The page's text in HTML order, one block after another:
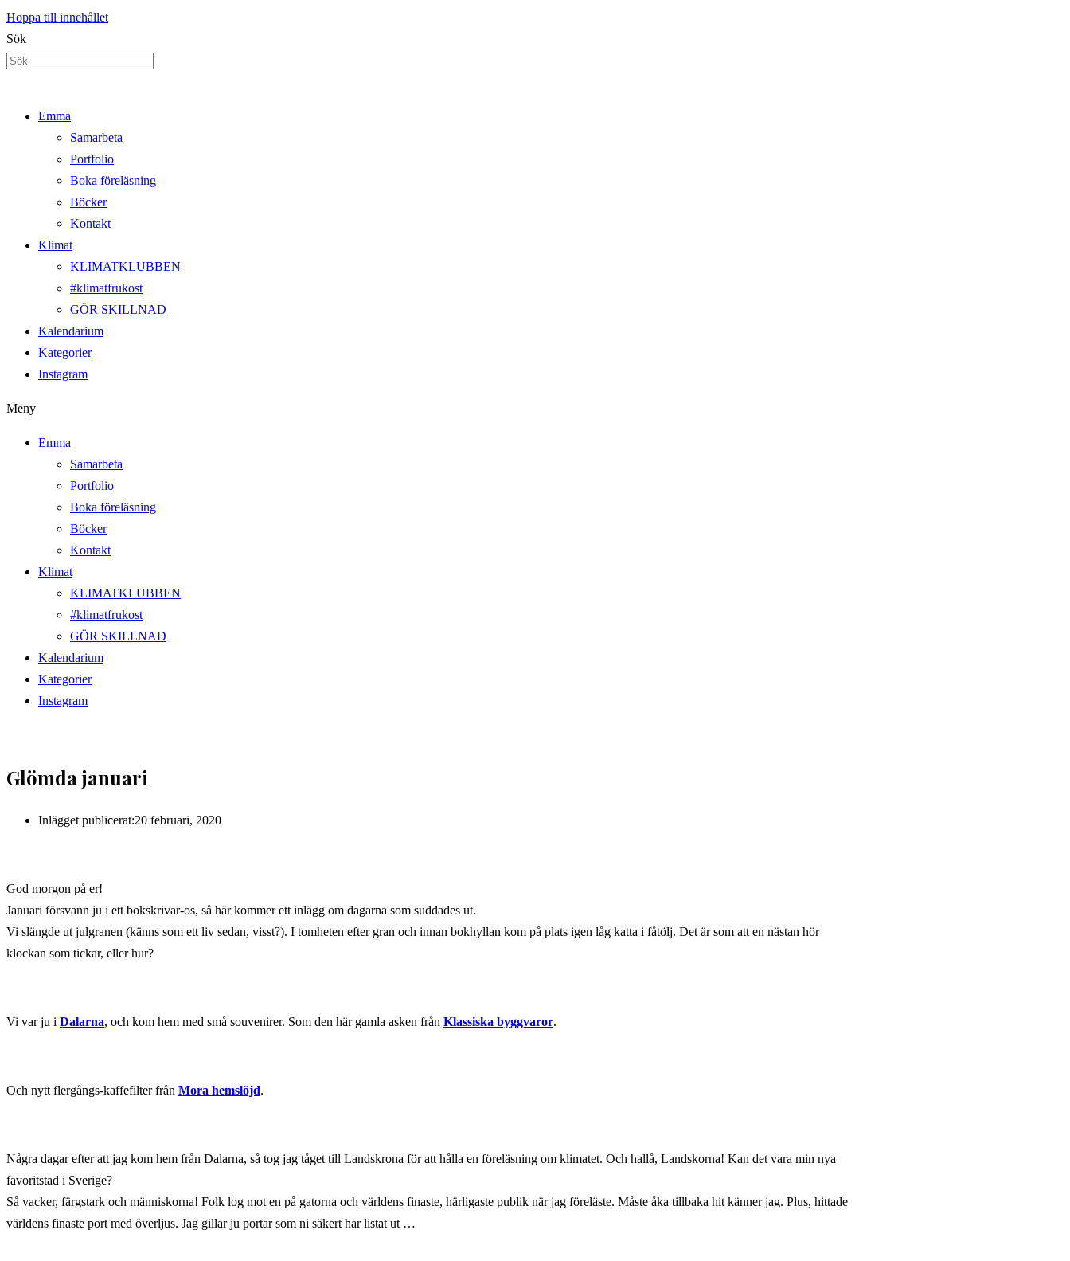
Hoppa till innehållet
Sök
Emma
Samarbeta
Portfolio
Boka föreläsning
Böcker
Kontakt
Klimat
KLIMATKLUBBEN
#klimatfrukost
GÖR SKILLNAD
Kalendarium
Kategorier
Instagram
Meny
Emma
Samarbeta
Portfolio
Boka föreläsning
Böcker
Kontakt
Klimat
KLIMATKLUBBEN
#klimatfrukost
GÖR SKILLNAD
Kalendarium
Kategorier
Instagram
Glömda januari
Inlägget publicerat:20 februari, 2020
God morgon på er!
Januari försvann ju i ett bokskrivar-os, så här kommer ett inlägg om dagarna som suddades ut.
Vi slängde ut julgranen (känns som ett liv sedan, visst?). I tomheten efter gran och innan bokhyllan kom på plats igen låg katta i fåtölj. Det är som att en nästan hör
klockan som tickar, eller hur?
Vi var ju i Dalarna, och kom hem med små souvenirer. Som den här gamla asken från Klassiska byggvaror.
Och nytt flergångs-kaffefilter från Mora hemslöjd.
Några dagar efter att jag kom hem från Dalarna, så tog jag tåget till Landskrona för att hålla en föreläsning om klimatet. Och hallå, Landskorna! Kan det vara min nya
favoritstad i Sverige?
Så vacker, färgstark och människorna! Folk log mot en på gatorna och världens finaste, härligaste publik när jag föreläste. Måste åka tillbaka hit känner jag. Plus, hittade
världens finaste port med överljus. Jag gillar ju portar som ni säkert har listat ut …